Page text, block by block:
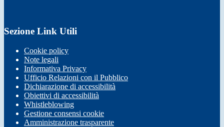
Sezione Link Utili
Cookie policy
Note legali
Informativa Privacy
Ufficio Relazioni con il Pubblico
Dichiarazione di accessibilità
Obiettivi di accessibilità
Whistleblowing
Gestione consensi cookie
Amministrazione trasparente